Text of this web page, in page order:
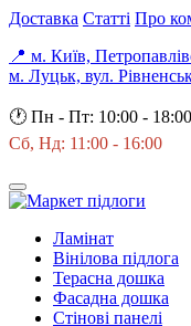
Доставка Статті Про
📍 м. Київ,
м. Луцьк, вул.
🕐 Пн - Пт: 10:00 - 18:00
Сб, Нд: 11:00 - 16:00
Ламінат
Вінілова підлога
Терасна дошка
Фасадна дошка
Стінові панелі